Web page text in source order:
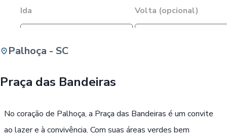
Ida Volta (opcional)
Palhoça - SC
Praça das Bandeiras
No coração de Palhoça, a Praça das Bandeiras é um convite
ao lazer e à convivência. Com suas áreas verdes bem